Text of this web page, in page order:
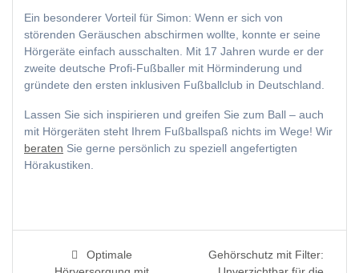
Ein besonderer Vorteil für Simon: Wenn er sich von
störenden Geräuschen abschirmen wollte, konnte er seine
Hörgeräte einfach ausschalten. Mit 17 Jahren wurde er der
zweite deutsche Profi-Fußballer mit Hörminderung und
gründete den ersten inklusiven Fußballclub in Deutschland.
Lassen Sie sich inspirieren und greifen Sie zum Ball – auch
mit Hörgeräten steht Ihrem Fußballspaß nichts im Wege! Wir
beraten Sie gerne persönlich zu speziell angefertigten
Hörakustiken.
Beitragsnavigation
Previous
Optimale
Next
Gehörschutz mit Filter: